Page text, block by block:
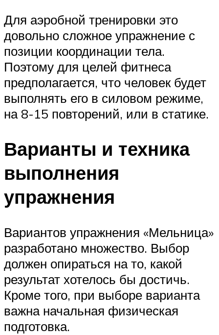
Для аэробной тренировки это
довольно сложное упражнение с
позиции координации тела.
Поэтому для целей фитнеса
предполагается, что человек будет
выполнять его в силовом режиме,
на 8-15 повторений, или в статике.
Варианты и техника
выполнения
упражнения
Вариантов упражнения «Мельница»
разработано множество. Выбор
должен опираться на то, какой
результат хотелось бы достичь.
Кроме того, при выборе варианта
важна начальная физическая
подготовка.